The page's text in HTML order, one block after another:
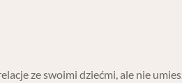
ze swoimi dziećmi, ale nie